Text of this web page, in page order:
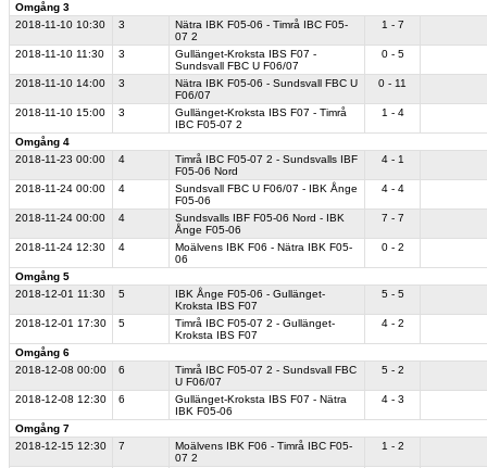
Omgång 3
2018-11-10 10:30 3
Nätra IBK F05-06 - Timrå IBC F05-
07 2
1 - 7
2018-11-10 11:30 3
Gullänget-Kroksta IBS F07 -
Sundsvall FBC U F06/07
0 - 5
2018-11-10 14:00 3
Nätra IBK F05-06 - Sundsvall FBC U
F06/07
0 - 11
2018-11-10 15:00 3
Gullänget-Kroksta IBS F07 - Timrå
IBC F05-07 2
1 - 4
Omgång 4
2018-11-23 00:00 4
Timrå IBC F05-07 2 - Sundsvalls IBF
F05-06 Nord
4 - 1
2018-11-24 00:00 4
Sundsvall FBC U F06/07 - IBK Ånge
F05-06
4 - 4
2018-11-24 00:00 4
Sundsvalls IBF F05-06 Nord - IBK
Ånge F05-06
7 - 7
2018-11-24 12:30 4
Moälvens IBK F06 - Nätra IBK F05-
06
0 - 2
Omgång 5
2018-12-01 11:30 5
IBK Ånge F05-06 - Gullänget-
Kroksta IBS F07
5 - 5
2018-12-01 17:30 5
Timrå IBC F05-07 2 - Gullänget-
Kroksta IBS F07
4 - 2
Omgång 6
2018-12-08 00:00 6
Timrå IBC F05-07 2 - Sundsvall FBC
U F06/07
5 - 2
2018-12-08 12:30 6
Gullänget-Kroksta IBS F07 - Nätra
IBK F05-06
4 - 3
Omgång 7
2018-12-15 12:30 7
Moälvens IBK F06 - Timrå IBC F05-
07 2
1 - 2